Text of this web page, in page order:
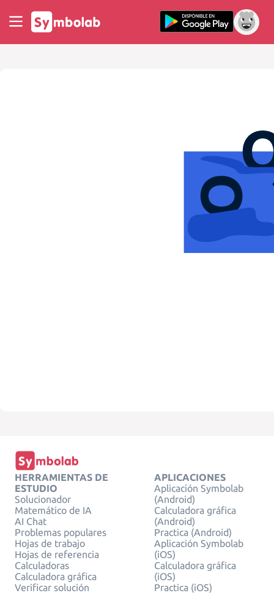
HERRAMIENTAS DE
ESTUDIO
Solucionador
Matemático de IA
AI Chat
Problemas populares
Hojas de trabajo
Hojas de referencia
Calculadoras
Calculadora gráfica
Verificar solución
APLICACIONES
Aplicación Symbolab
(Android)
Calculadora gráfica
(Android)
Practica (Android)
Aplicación Symbolab
(iOS)
Calculadora gráfica
(iOS)
Practica (iOS)